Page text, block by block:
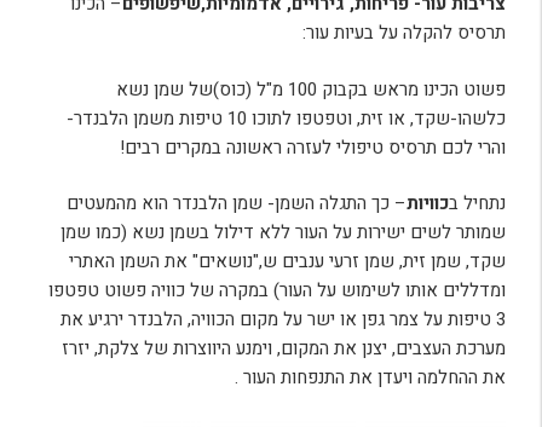
תרסיס להקלה על בעיות עור:
פשוט הכינו מראש בקבוק 100 מ"ל (כוס)של שמן נשא
כלשהו-שקד, או זית, וטפטפו לתוכו 10 טיפות משמן הלבנדר-
והרי לכם תרסיס טיפולי לעזרה ראשונה במקרים רבים!
נתחילבכוויות– כך התגלה השמן- שמן הלבנדר הוא מהמעטים
שמותר לשים ישירות על העור ללא דילול בשמן נשא (כמו שמן
שקד, שמן זית, שמן זרעי ענבים ש,"נושאים" את השמן האתרי
ומדללים אותו לשימוש על העור) במקרה של כוויה פשוט טפטפו
3 טיפות על צמר גפן או ישר על מקום הכוויה, הלבנדר ירגיע את
מערכת העצבים, יצנן את המקום, וימנע היווצרות של צלקת, יזרז
את ההחלמה ויעדן את התנפחות העור .